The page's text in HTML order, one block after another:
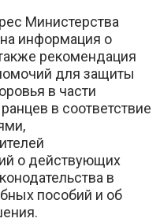
Министерства
информация о
рекомендация
для защиты
в части
в соответствие
о действующих
в
пособий и об